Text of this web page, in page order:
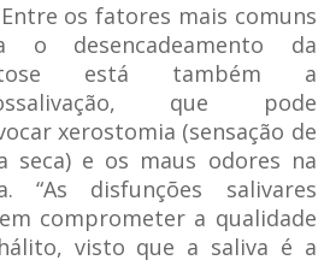
Entre os fatores mais comuns
o desencadeamento da
está também a
que pode
xerostomia (sensação de
seca) e os maus odores na
“As disfunções salivares
comprometer a qualidade
visto que a saliva é a